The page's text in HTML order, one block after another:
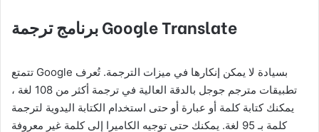
برنامج ترجمةGoogle Translate
تتمتع Google بسيادة لا يمكن إنكارها في ميزات الترجمة. تُعرف
تطبيقات مترجم جوجل بالدقة العالية في ترجمة أكثر من 108 لغة ،
يمكنك كتابة كلمة أو عبارة أو حتى استخدام الكتابة اليدوية لترجمة
كلمة بـ 95 لغة. يمكنك حتى توجيه الكاميرا إلى كلمة غير معروفة